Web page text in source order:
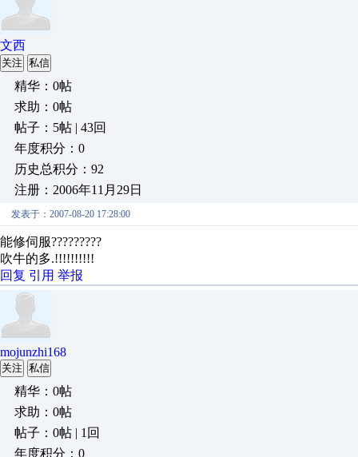
文西
关注 私信
精华：0帖
求助：0帖
帖子：5帖 | 43回
年度积分：0
历史总积分：92
注册：2006年11月29日
发表于：2007-08-20 17:28:00
能修伺服?????????
吹牛的多.!!!!!!!!!!
回复 引用 举报
mojunzhi168
关注 私信
精华：0帖
求助：0帖
帖子：0帖 | 1回
年度积分：0